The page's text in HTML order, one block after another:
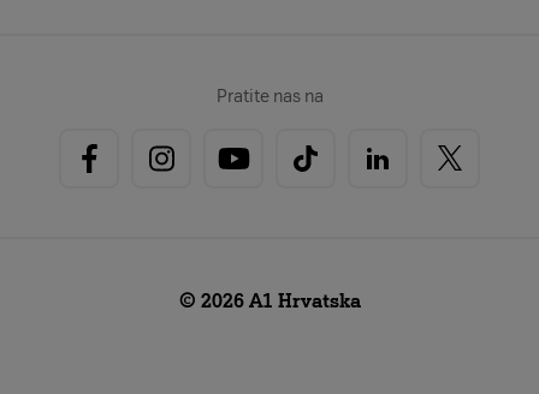
Pratite nas na
© 2026 A1 Hrvatska